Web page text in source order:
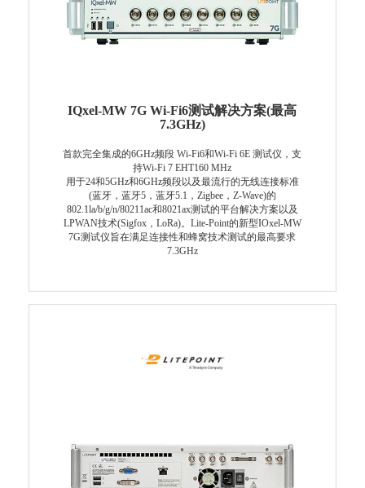
IQxel-MW 7G Wi-Fi6测试解决方案(最高
7.3GHz)
首款完全集成的6GHz频段 Wi-Fi6和Wi-Fi 6E 测试仪，支
持Wi-Fi 7 EHT160 MHz
用于24和5GHz和6GHz频段以及最流行的无线连接标准
(蓝牙，蓝牙5，蓝牙5.1，Zigbee，Z-Wave)的
802.1la/b/g/n/80211ac和8021ax测试的平台解决方案以及
LPWAN技术(Sigfox，LoRa)。Lite-Point的新型IOxel-MW
7G测试仪旨在满足连接性和蜂窝技术测试的最高要求
7.3GHz